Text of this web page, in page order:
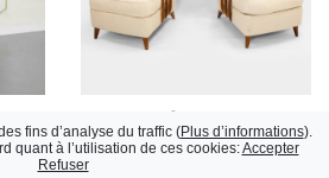
LUX Paire de fauteuils
Ico Parisi, circa 1950
fins d’analyse du traffic (Plus d’informations).
quant à l’utilisation de ces cookies:Accepter
Refuser